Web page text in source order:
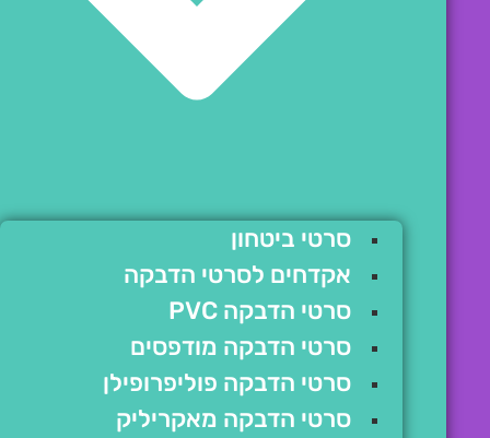
סרטי ביטחון
אקדחים לסרטי הדבקה
סרטי הדבקה PVC
סרטי הדבקה מודפסים
סרטי הדבקה פוליפרופילן
סרטי הדבקה מאקריליק